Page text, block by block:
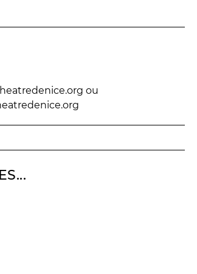
contact@theatredenice.org
BILLETTERIE
ou